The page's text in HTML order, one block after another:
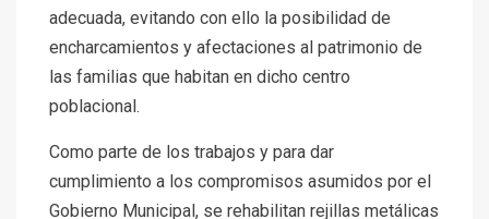
adecuada, evitando con ello la posibilidad de
encharcamientos y afectaciones al patrimonio de
las familias que habitan en dicho centro
poblacional.
Como parte de los trabajos y para dar
cumplimiento a los compromisos asumidos por el
Gobierno Municipal, se rehabilitan rejillas metálicas